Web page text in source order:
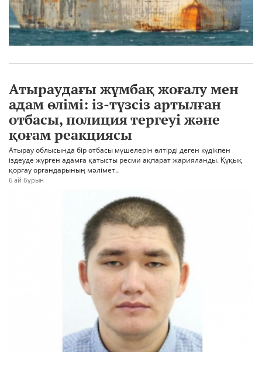
Атыраудағы жұмбақ жоғалу мен
адам өлімі: із-түзсіз артылған
отбасы, полиция тергеуі және
қоғам реакциясы
Атырау облысында бір отбасы мүшелерін өлтірді деген күдікпен
іздеуде жүрген адамға қатысты ресми ақпарат жарияланды. Құқық
қорғау органдарының мәлімет..
6 ай бұрын